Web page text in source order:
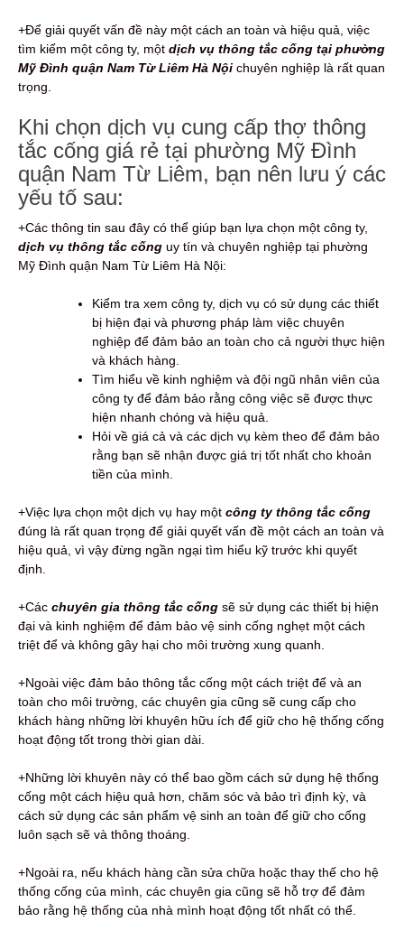
+Để giải quyết vấn đề này một cách an toàn và hiệu quả, việc
tìm kiếm một công ty, một dịch vụ thông tắc cống tại phường
Mỹ Đình quận Nam Từ Liêm Hà Nội chuyên nghiệp là rất quan
trọng.
Khi chọn dịch vụ cung cấp thợ thông
tắc cống giá rẻ tại phường Mỹ Đình
quận Nam Từ Liêm, bạn nên lưu ý các
yếu tố sau:
+Các thông tin sau đây có thể giúp bạn lựa chọn một công ty,
dịch vụ thông tắc cống uy tín và chuyên nghiệp tại phường
Mỹ Đình quận Nam Từ Liêm Hà Nội:
Kiểm tra xem công ty, dịch vụ có sử dụng các thiết
bị hiện đại và phương pháp làm việc chuyên
nghiệp để đảm bảo an toàn cho cả người thực hiện
và khách hàng.
Tìm hiểu về kinh nghiệm và đội ngũ nhân viên của
công ty để đảm bảo rằng công việc sẽ được thực
hiện nhanh chóng và hiệu quả.
Hỏi về giá cả và các dịch vụ kèm theo để đảm bảo
rằng bạn sẽ nhận được giá trị tốt nhất cho khoản
tiền của mình.
+Việc lựa chọn một dịch vụ hay một công ty thông tắc cống
đúng là rất quan trọng để giải quyết vấn đề một cách an toàn và
hiệu quả, vì vậy đừng ngần ngại tìm hiểu kỹ trước khi quyết
định.
+Các chuyên gia thông tắc cống sẽ sử dụng các thiết bị hiện
đại và kinh nghiệm để đảm bảo vệ sinh cống nghẹt một cách
triệt để và không gây hại cho môi trường xung quanh.
+Ngoài việc đảm bảo thông tắc cống một cách triệt để và an
toàn cho môi trường, các chuyên gia cũng sẽ cung cấp cho
khách hàng những lời khuyên hữu ích để giữ cho hệ thống cống
hoạt động tốt trong thời gian dài.
+Những lời khuyên này có thể bao gồm cách sử dụng hệ thống
cống một cách hiệu quả hơn, chăm sóc và bảo trì định kỳ, và
cách sử dụng các sản phẩm vệ sinh an toàn để giữ cho cống
luôn sạch sẽ và thông thoáng.
+Ngoài ra, nếu khách hàng cần sửa chữa hoặc thay thế cho hệ
thống cống của mình, các chuyên gia cũng sẽ hỗ trợ để đảm
bảo rằng hệ thống của nhà mình hoạt động tốt nhất có thể.